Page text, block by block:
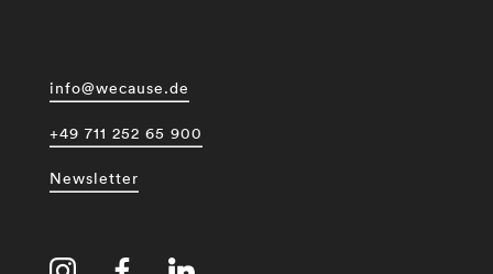
info@wecause.de
+49 711 252 65 900
Newsletter